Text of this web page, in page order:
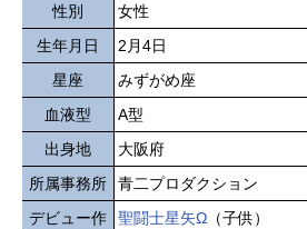
性別
女性
生年月日
2月4日
星座
みずがめ座
血液型
A型
出身地
大阪府
所属事務所
青二プロダクション
デビュー作
聖闘士星矢Ω （子供）